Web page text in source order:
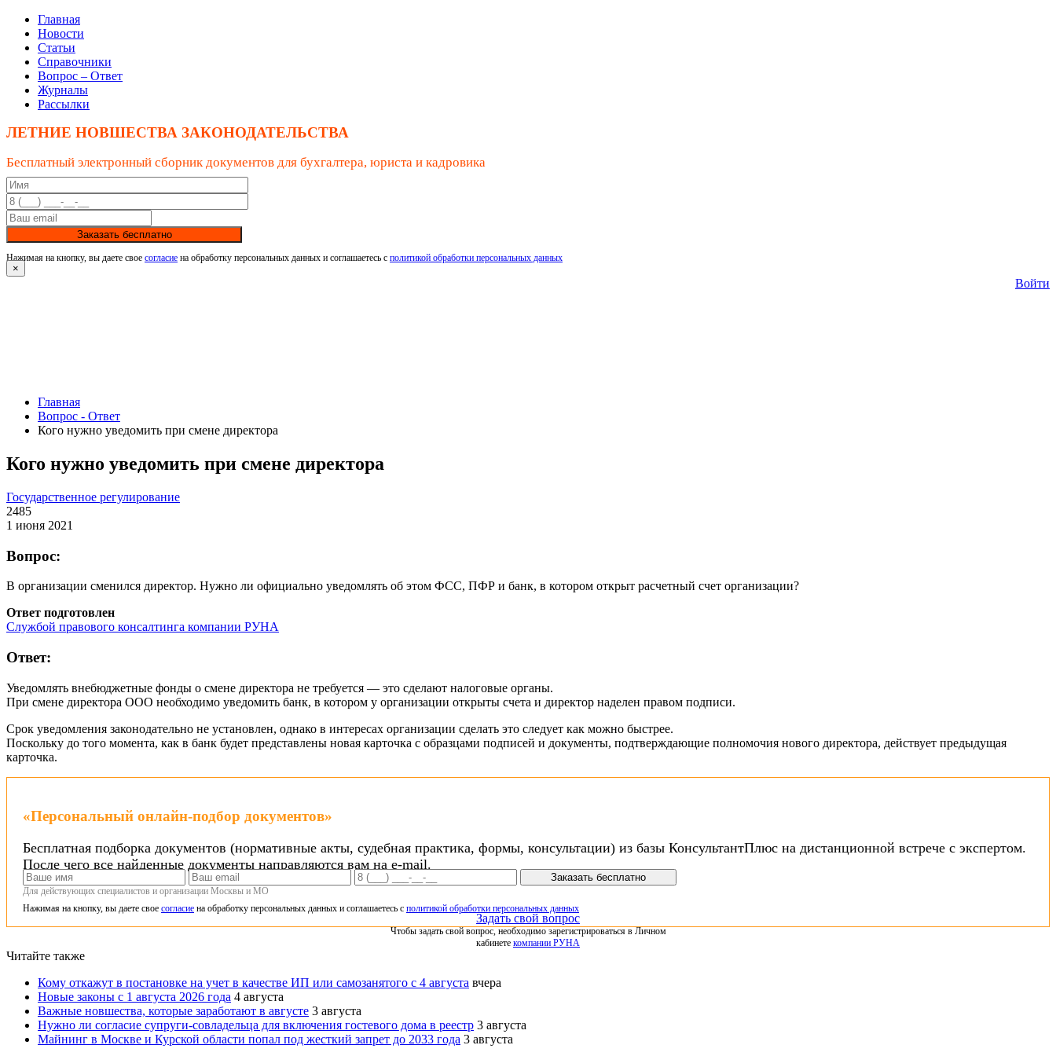
Главная
Новости
Статьи
Справочники
Вопрос – Ответ
Журналы
Рассылки
ЛЕТНИЕ НОВШЕСТВА ЗАКОНОДАТЕЛЬСТВА
Бесплатный электронный сборник документов для бухгалтера, юриста и кадровика
Заказать бесплатно
Нажимая на кнопку, вы даете свое согласие на обработку персональных данных и соглашаетесь с политикой обработки персональных данных
×
Войти
Главная
Вопрос - Ответ
Кого нужно уведомить при смене директора
Кого нужно уведомить при смене директора
Государственное регулирование
2485
1 июня 2021
Вопрос:
В организации сменился директор. Нужно ли официально уведомлять об этом ФСС, ПФР и банк, в котором открыт расчетный счет организации?
Ответ подготовлен
Службой правового консалтинга компании РУНА
Ответ:
Уведомлять внебюджетные фонды о смене директора не требуется — это сделают налоговые органы.
При смене директора ООО необходимо уведомить банк, в котором у организации открыты счета и директор наделен правом подписи.
Срок уведомления законодательно не установлен, однако в интересах организации сделать это следует как можно быстрее.
Поскольку до того момента, как в банк будет представлены новая карточка с образцами подписей и документы, подтверждающие полномочия нового директора, действует предыдущая
карточка.
«Персональный онлайн-подбор документов»
Бесплатная подборка документов (нормативные акты, судебная практика, формы, консультации) из базы КонсультантПлюс на дистанционной встрече с экспертом.
После чего все найденные документы направляются вам на e-mail.
Заказать бесплатно
Для действующих специалистов и организации Москвы и МО
Нажимая на кнопку, вы даете свое согласие на обработку персональных данных и соглашаетесь с политикой обработки персональных данных
Задать свой вопрос
Чтобы задать свой вопрос, необходимо зарегистрироваться в Личном
кабинете компании РУНА
Читайте также
Кому откажут в постановке на учет в качестве ИП или самозанятого с 4 августа вчера
Новые законы с 1 августа 2026 года 4 августа
Важные новшества, которые заработают в августе 3 августа
Нужно ли согласие супруги-совладельца для включения гостевого дома в реестр 3 августа
Майнинг в Москве и Курской области попал под жесткий запрет до 2033 года 3 августа